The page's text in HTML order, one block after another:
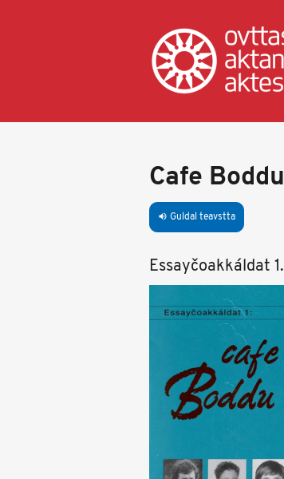
Cafe Boddu
volume_up Guldal teavstta
Essayčoakkáldat 1.